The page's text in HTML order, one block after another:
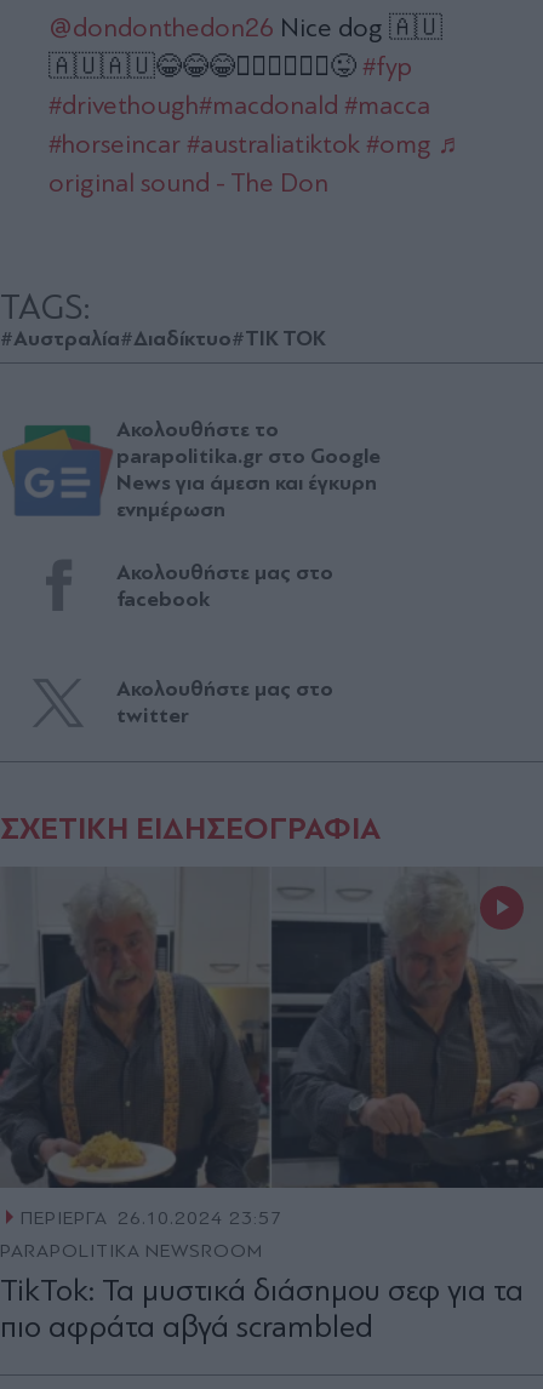
@dondonthedon26 Nice dog 🇦🇺
🇦🇺🇦🇺😂😂😂🤦🏼‍♀️🤦🏼‍♀️😜 #fyp
#drivethough#macdonald #macca
#horseincar #australiatiktok #omg ♬
original sound - The Don
TAGS:
#Αυστραλία#Διαδίκτυο#TIK TOK
Ακολουθήστε το
parapolitika.gr στο Google
News για άμεση και έγκυρη
ενημέρωση
Ακολουθήστε μας στο
facebook
Ακολουθήστε μας στο
twitter
ΣΧΕΤΙΚΗ ΕΙΔΗΣΕΟΓΡΑΦΙΑ
ΠΕΡΙΕΡΓΑ
26.10.2024 23:57
PARAPOLITIKA NEWSROOM
TikTok: Τα μυστικά διάσημου σεφ για τα
πιο αφράτα αβγά scrambled